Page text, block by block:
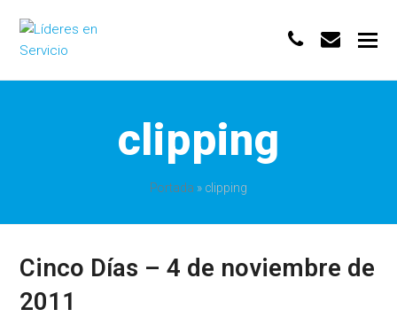
phone
clipping
Portada » clipping
Cinco Días – 4 de noviembre de
2011